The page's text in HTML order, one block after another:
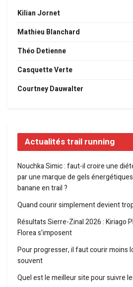
Kilian Jornet
Mathieu Blanchard
Théo Detienne
Casquette Verte
Courtney Dauwalter
Actualités trail running
Nouchka Simic : faut-il croire une
par une marque de gels
banane en trail ?
Quand courir simplement devient
Résultats Sierre-Zinal 2026 : Kiriago
Florea s’imposent
Pour progresser, il faut courir moins
souvent
Quel est le meilleur site pour suivre